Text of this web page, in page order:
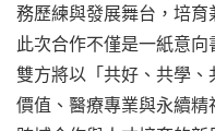
務歷練與發展舞台，培育
此次合作不僅是一紙意
雙方將以「共好、共學
價值、醫療專業與永續